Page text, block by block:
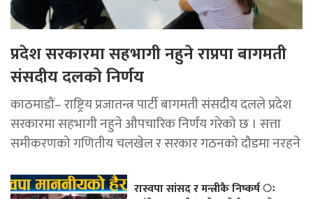
प्रदेश सरकारमा सहभागी नहुने राप्रपा बागमती
संसदीय दलको निर्णय
काठमाडौं– राष्ट्रिय प्रजातन्त्र पार्टी बागमती संसदीय दलले प्रदेश
सरकारमा सहभागी नहुने औपचारिक निर्णय गरेको छ । सत्ता
समीकरणको गणितीय चलखेल र सरकार गठनको दौडमा नरहने
रास्वपा सांसद र मन्त्रीकै निष्कर्ष ः